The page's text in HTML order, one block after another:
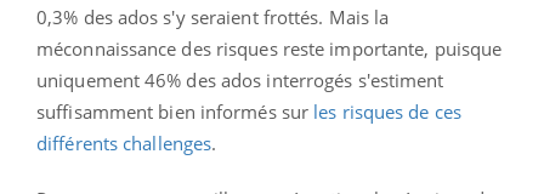
0,3% des ados s'y seraient frottés. Mais la
méconnaissance des risques reste importante, puisque
uniquement 46% des ados interrogés s'estiment
suffisamment bien informés sur les risques de ces
différents challenges.